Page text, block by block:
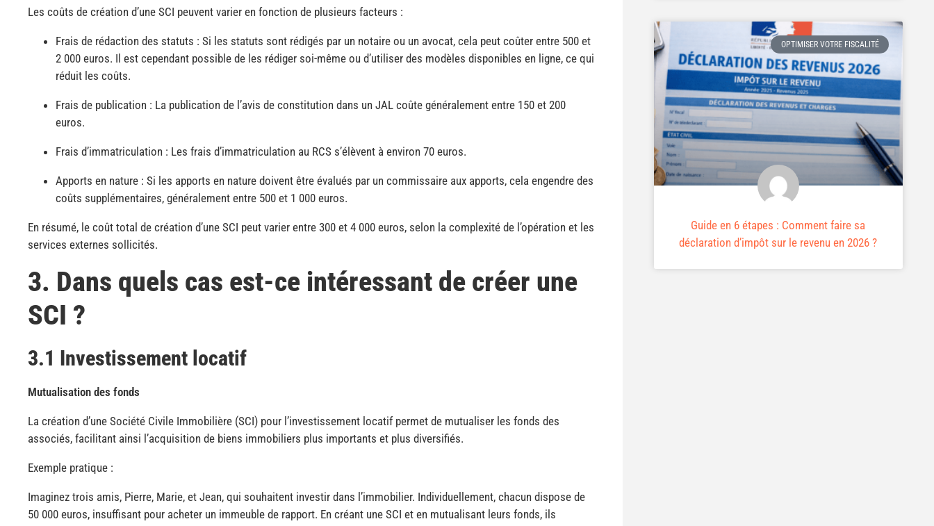
Les coûts de création d’une SCI peuvent varier en fonction de plusieurs facteurs :
Frais de rédaction des statuts : Si les statuts sont rédigés par un notaire ou un avocat, cela peut coûter entre 500 et
2 000 euros. Il est cependant possible de les rédiger soi-même ou d’utiliser des modèles disponibles en ligne, ce qui
réduit les coûts.
Frais de publication : La publication de l’avis de constitution dans un JAL coûte généralement entre 150 et 200
euros.
Frais d’immatriculation : Les frais d’immatriculation au RCS s’élèvent à environ 70 euros.
Apports en nature : Si les apports en nature doivent être évalués par un commissaire aux apports, cela engendre des
coûts supplémentaires, généralement entre 500 et 1 000 euros.
En résumé, le coût total de création d’une SCI peut varier entre 300 et 4 000 euros, selon la complexité de l’opération et les
services externes sollicités.
3. Dans quels cas est-ce intéressant de créer une
SCI ?
3.1 Investissement locatif
Mutualisation des fonds
La création d’une Société Civile Immobilière (SCI) pour l’investissement locatif permet de mutualiser les fonds des
associés, facilitant ainsi l’acquisition de biens immobiliers plus importants et plus diversifiés.
Exemple pratique :
Imaginez trois amis, Pierre, Marie, et Jean, qui souhaitent investir dans l’immobilier. Individuellement, chacun dispose de
50 000 euros, insuffisant pour acheter un immeuble de rapport. En créant une SCI et en mutualisant leurs fonds, ils
OPTIMISER VOTRE FISCALITÉ
Guide en 6 étapes : Comment faire sa
déclaration d’impôt sur le revenu en 2026 ?